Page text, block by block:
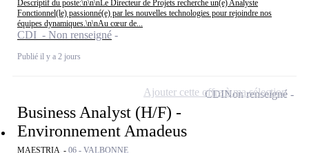
Descriptif du poste:\n\n\nLe Directeur de Projets recherche un(e) Analyste
Fonctionnel(le) passionné(e) par les nouvelles technologies pour rejoindre nos
équipes dynamiques.\n\nAu cœur de...
CDI - Non renseigné
Publié il y a 2 jours
Business Analyst (H/F) -
Environnement Amadeus
MAESTRIA - 06 - VALBONNE
CDINon renseigné
Ajouter cette offre à ma sélection